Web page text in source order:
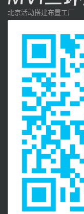
北京活动搭建布置工厂